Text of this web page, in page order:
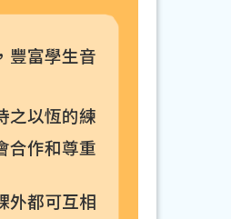
豐富學生音
之以恆的練
合作和尊重
外都可互相